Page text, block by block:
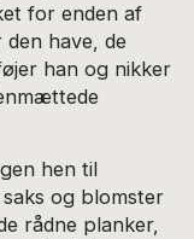
for enden af
have, de
han og nikker
hen til
og blomster
rådne planker,